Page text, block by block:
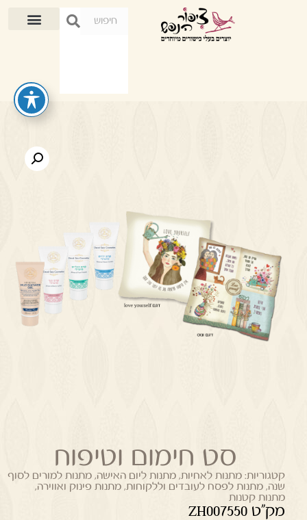
סט חימום וטיפוח
קטגוריות: מתנות לאחיות,מתנות ליום האישה,מתנות למורים לסוף
שנה,מתנות לפסח לעובדים וללקוחות,מתנות פינוק ואווירה,
מתנות קטנות
מק"ט ZH007550